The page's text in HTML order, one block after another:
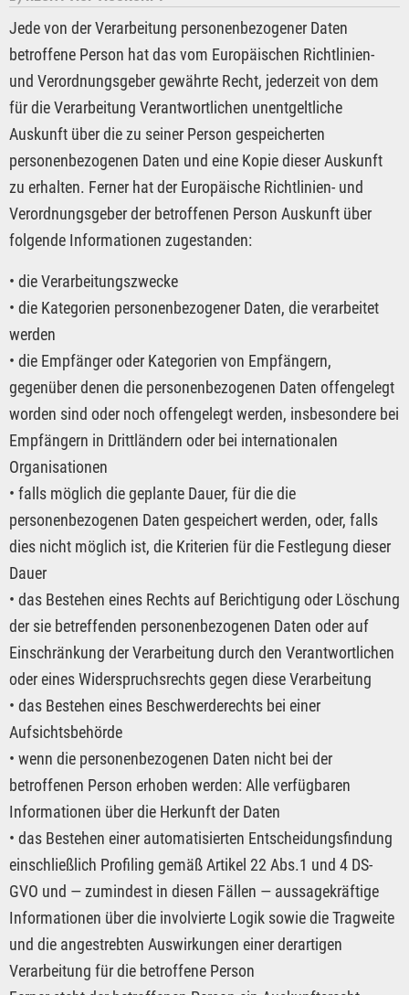
Jede von der Verarbeitung personenbezogener Daten
betroffene Person hat das vom Europäischen Richtlinien-
und Verordnungsgeber gewährte Recht, jederzeit von dem
für die Verarbeitung Verantwortlichen unentgeltliche
Auskunft über die zu seiner Person gespeicherten
personenbezogenen Daten und eine Kopie dieser Auskunft
zu erhalten. Ferner hat der Europäische Richtlinien- und
Verordnungsgeber der betroffenen Person Auskunft über
folgende Informationen zugestanden:
• die Verarbeitungszwecke
• die Kategorien personenbezogener Daten, die verarbeitet
werden
• die Empfänger oder Kategorien von Empfängern,
gegenüber denen die personenbezogenen Daten offengelegt
worden sind oder noch offengelegt werden, insbesondere bei
Empfängern in Drittländern oder bei internationalen
Organisationen
• falls möglich die geplante Dauer, für die die
personenbezogenen Daten gespeichert werden, oder, falls
dies nicht möglich ist, die Kriterien für die Festlegung dieser
Dauer
• das Bestehen eines Rechts auf Berichtigung oder Löschung
der sie betreffenden personenbezogenen Daten oder auf
Einschränkung der Verarbeitung durch den Verantwortlichen
oder eines Widerspruchsrechts gegen diese Verarbeitung
• das Bestehen eines Beschwerderechts bei einer
Aufsichtsbehörde
• wenn die personenbezogenen Daten nicht bei der
betroffenen Person erhoben werden: Alle verfügbaren
Informationen über die Herkunft der Daten
• das Bestehen einer automatisierten Entscheidungsfindung
einschließlich Profiling gemäß Artikel 22 Abs.1 und 4 DS-
GVO und — zumindest in diesen Fällen — aussagekräftige
Informationen über die involvierte Logik sowie die Tragweite
und die angestrebten Auswirkungen einer derartigen
Verarbeitung für die betroffene Person